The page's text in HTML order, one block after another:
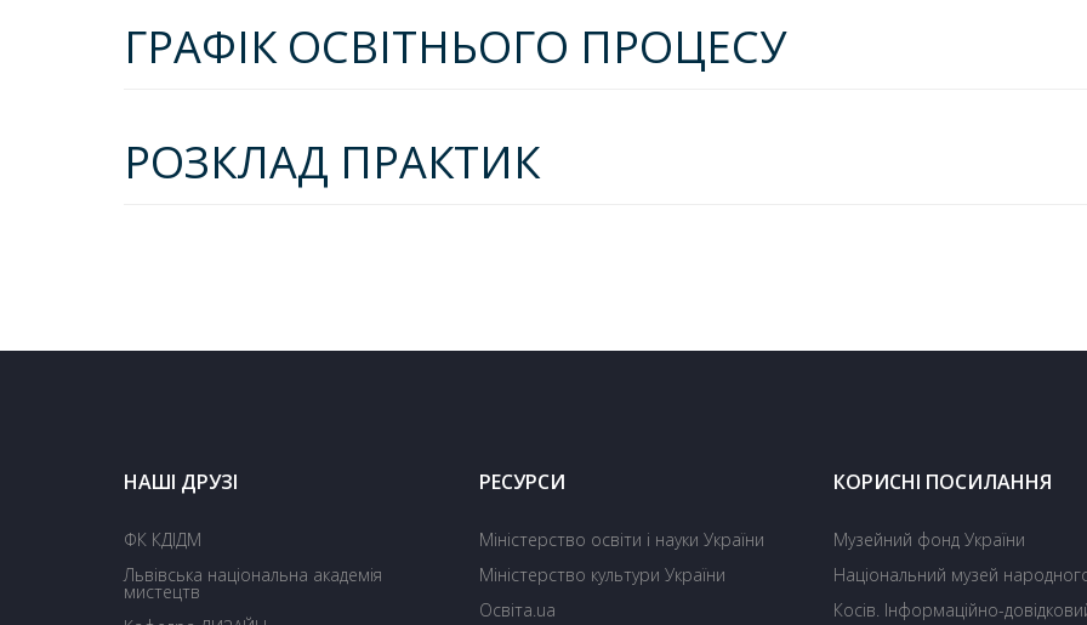
ГРАФІК ОСВІТНЬОГО ПРОЦЕСУ
РОЗКЛАД ПРАКТИК
НАШІ ДРУЗІ
ФК КДІДМ
Львівська національна академія
мистецтв
РЕСУРСИ
Міністерство освіти і науки України
Міністерство культури України
Освіта.ua
КОРИСНІ ПОСИЛАННЯ
Музейний фонд України
Національний музей
Косів. Інформаційно-